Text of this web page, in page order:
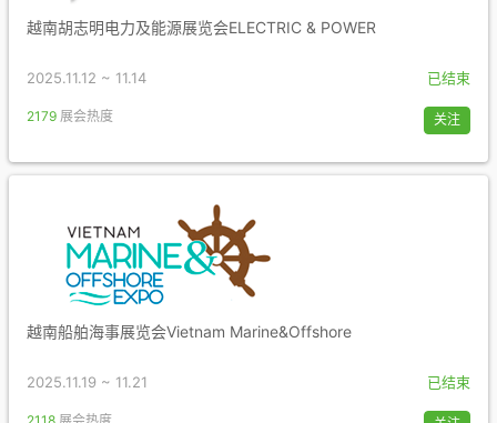
越南胡志明电力及能源展览会ELECTRIC & POWER
2025.11.12 ~ 11.14 已结束
2179 展会热度 关注
越南船舶海事展览会Vietnam Marine&Offshore
2025.11.19 ~ 11.21 已结束